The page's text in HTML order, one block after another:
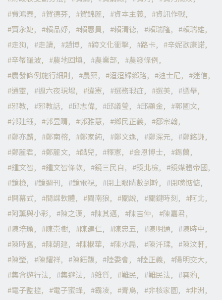
費鴻泰
賀德芬 賀錦麗 資本主義
資訊作戰
賈永婕
賴品妤 賴惠員 賴清德 賴瑞隆
賴瑞雄
走狗
走讀 趙博 跨文化衝擊 路卡
辛妮歐康諾
辛蒂羅波
農地回填 農業部
農發條例
農發條例施行細則
農藥 迢迢歸鄉路 迪士尼
迷信
通靈
週六夜現場 違憲 選務瑕疵 選美
選舉
邪教
邪教話 邱志偉 邱議瑩 邱顯金
郭國文
郭建鈺
郭昱晴 郭雅慧 鄉民正義
鄒宗翰
鄭亦麟
鄭南榕 鄭家純 鄭文逸 鄭深元
鄭銘謙
鄭麗君
鄭麗文 酷兒 釋憲 金恩博士
錫蘭
鍾文智
鍾文智條款 鏡三民自 鏡北檢
鏡媒體帝國
鏡檢
鏡週刊 鏡電視 閉上眼睛數到幹
閉嘴惦惦
開幕式
間諜軟體 閩南狼 關說 關鍵時刻
阿北
阿薰與小彩
陳之漢 陳其邁 陳吉仲
陳嘉君
陳培瑜
陳崇樹 陳建仁 陳忠五 陳明通
陳時中
陳時奮
陳朝建 陳椒華 陳水扁 陳汘瑈
陳汶軒
陳瑩
陳耀祥 陳鈺馥 陸委會 陸正義
陽明交大
集會遊行法
集遊法 雜質 難民 難民法
雲豹
電子監控
電子蜜蜂 霸凌 青鳥 非核家園 非洲